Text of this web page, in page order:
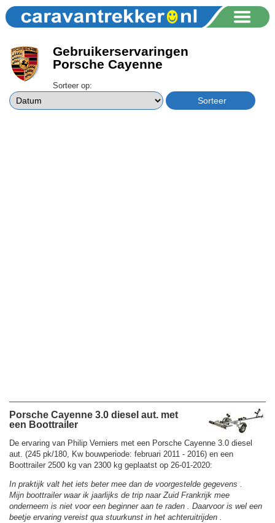
Gebruikerservaringen
Porsche Cayenne
Sorteer op:
Porsche Cayenne 3.0 diesel aut. met
een Boottrailer
De ervaring van Philip Verniers met een Porsche Cayenne 3.0 diesel
aut. (245 pk/180, Kw bouwperiode: februari 2011 - 2016) en een
Boottrailer 2500 kg van 2300 kg geplaatst op 26-01-2020:
In praktijk valt het iets beter mee dan de voorgestelde gegevens .
Mijn boottrailer waar ik jaarlijks de trip naar Zuid Frankrijk mee
onderneem is niet voor een beginner aan te raden . Daarvoor is wel een
beetje ervaring vereist qua stuurkunst in het achteruitrijden .